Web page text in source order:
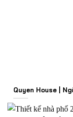
Quyen House |